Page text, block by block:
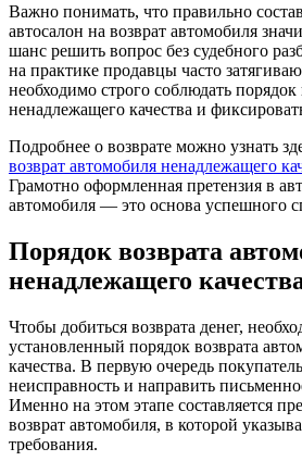
Важно понимать, что правильно
автосалон на возврат автомобиля
шанс решить вопрос без судебного
на практике продавцы часто
необходимо строго соблюдать порядок
ненадлежащего качества и
Подробнее о возврате можно узнать
возврат автомобиля ненадлежащего
Грамотно оформленная претензия в
автомобиля — это основа успешного
Порядок возврата
ненадлежащего
Чтобы добиться возврата денег,
установленный порядок возврата
качества. В первую очередь
неисправность и направить
Именно на этом этапе составляется
возврат автомобиля, в которой
требования.